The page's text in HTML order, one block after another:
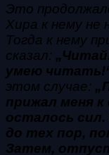
Это
Хира к нему не
Тогда к нему
сказал:
умею
этом случае:
прижал меня к
осталось
до тех пор,
Затем,